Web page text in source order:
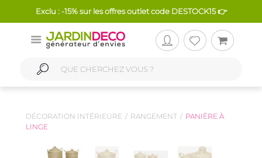
Exclu : -15% sur les offres outlet code DESTOCK15 👉
DÉCORATION INTÉRIEURE RANGEMENT
PANIÈRE À
LINGE